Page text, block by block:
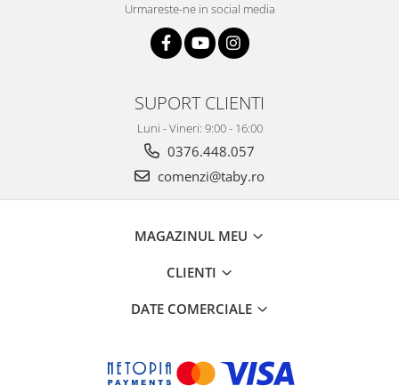
Urmareste-ne in social media
SUPORT CLIENTI
Luni - Vineri: 9:00 - 16:00
0376.448.057
comenzi@taby.ro
MAGAZINUL MEU
CLIENTI
DATE COMERCIALE